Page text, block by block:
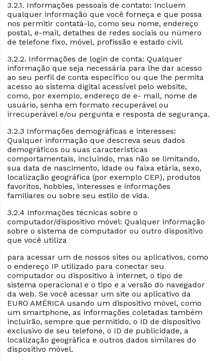
3.2.1. Informações pessoais de contato: Incluem
qualquer informação que você forneça e que possa
nos permitir contatá-lo, como seu nome, endereço
postal, e-mail, detalhes de redes sociais ou número
de telefone fixo, móvel, profissão e estado civil.
3.2.2. Informações de login de conta: Qualquer
informação que seja necessária para lhe dar acesso
ao seu perfil de conta específico ou que lhe permita
acesso ao sistema digital acessível pelo website,
como, por exemplo, endereço de e- mail, nome de
usuário, senha em formato recuperável ou
irrecuperável e/ou pergunta e resposta de segurança.
3.2.3 Informações demográficas e interesses:
Qualquer informação que descreva seus dados
demográficos ou suas características
comportamentais, incluindo, mas não se limitando,
sua data de nascimento, idade ou faixa etária, sexo,
localização geográfica (por exemplo CEP), produtos
favoritos, hobbies, interesses e informações
familiares ou sobre seu estilo de vida.
3.2.4 Informações técnicas sobre o
computador/dispositivo móvel: Qualquer informação
sobre o sistema de computador ou outro dispositivo
que você utiliza
para acessar um de nossos sites ou aplicativos, como
o endereço IP utilizado para conectar seu
computador ou dispositivo à internet, o tipo de
sistema operacional e o tipo e a versão do navegador
da web. Se você acessar um site ou aplicativo da
EURO AMÉRICA usando um dispositivo móvel, como
um smartphone, as informações coletadas também
incluirão, sempre que permitido, o ID de dispositivo
exclusivo de seu telefone, o ID de publicidade, a
localização geográfica e outros dados similares do
dispositivo móvel.